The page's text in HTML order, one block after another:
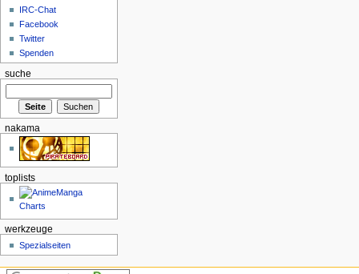
IRC-Chat
Facebook
Twitter
Spenden
suche
nakama
toplists
werkzeuge
Spezialseiten